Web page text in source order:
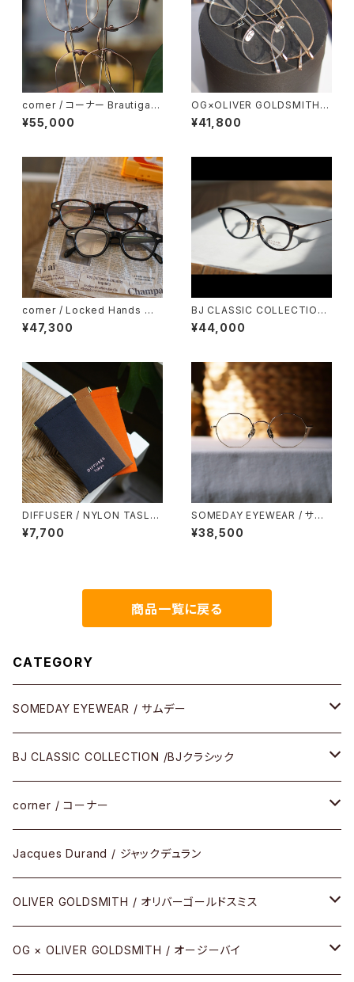
corner / コーナー Brautigan
ブローティガン <orner メタル
¥55,000
OG×OLIVER GOLDSMITH /
オージーバイオリバーゴールド
スミス CLEF-X ツーブリッジ ダ
¥41,800
corner / Locked Hands コ
ーナー ロックドハンズ <orner
¥47,300
BJ CLASSIC COLLECTION
COM-510NNT BJクラシック
48
¥44,000
DIFFUSER / NYLON TASLA
N SOFT EYEWEAR CASE メ
ガネケース
¥7,700
SOMEDAY EYEWEAR / サム
デー メタル多角形 鯖江製
¥38,500
商品一覧に戻る
CATEGORY
SOMEDAY EYEWEAR / サムデー
メガネ
サングラス
アパレル
その他
BJ CLASSIC COLLECTION /BJクラシック
CELLULOID（CRAFTSMAN EDITION）
SHINBARI（CRAFTSMAN EDITION）
URUSHI（CRAFTSMAN EDITION）
REVIVAL EDITION
corner / コーナー
リサーチシリーズ
サブリメイションシリーズ
Jacques Durand / ジャックデュラン
OLIVER GOLDSMITH / オリバーゴールドスミス
メタル
OG × OLIVER GOLDSMITH / オージーバイ